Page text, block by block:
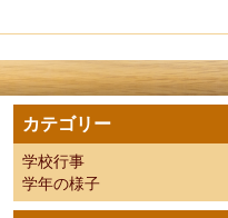
格者 受検番号
カテゴリー
学校行事
学年の様子